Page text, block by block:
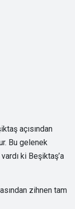
açısından
Bu gelenek
ki Beşiktaş’a
zihnen tam